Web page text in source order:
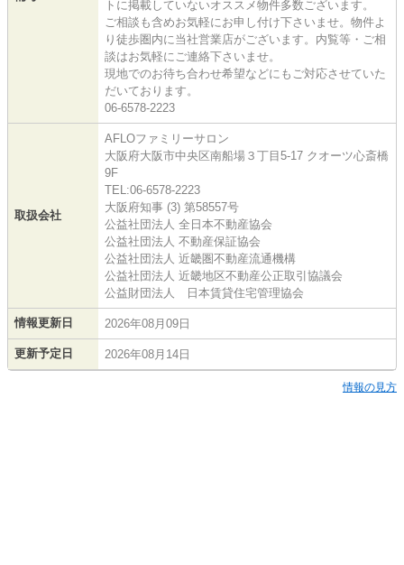
トに掲載していないオススメ物件多数ございます。
ご相談も含めお気軽にお申し付け下さいませ。物件よ
り徒歩圏内に当社営業店がございます。内覧等・ご相
談はお気軽にご連絡下さいませ。
現地でのお待ち合わせ希望などにもご対応させていた
だいております。
06-6578-2223
取扱会社
AFLOファミリーサロン
大阪府大阪市中央区南船場３丁目5-17 クオーツ心斎橋
9F
TEL:06-6578-2223
大阪府知事 (3) 第58557号
公益社団法人 全日本不動産協会
公益社団法人 不動産保証協会
公益社団法人 近畿圏不動産流通機構
公益社団法人 近畿地区不動産公正取引協議会
公益財団法人 日本賃貸住宅管理協会
情報更新日 2026年08月09日
更新予定日 2026年08月14日
情報の見方